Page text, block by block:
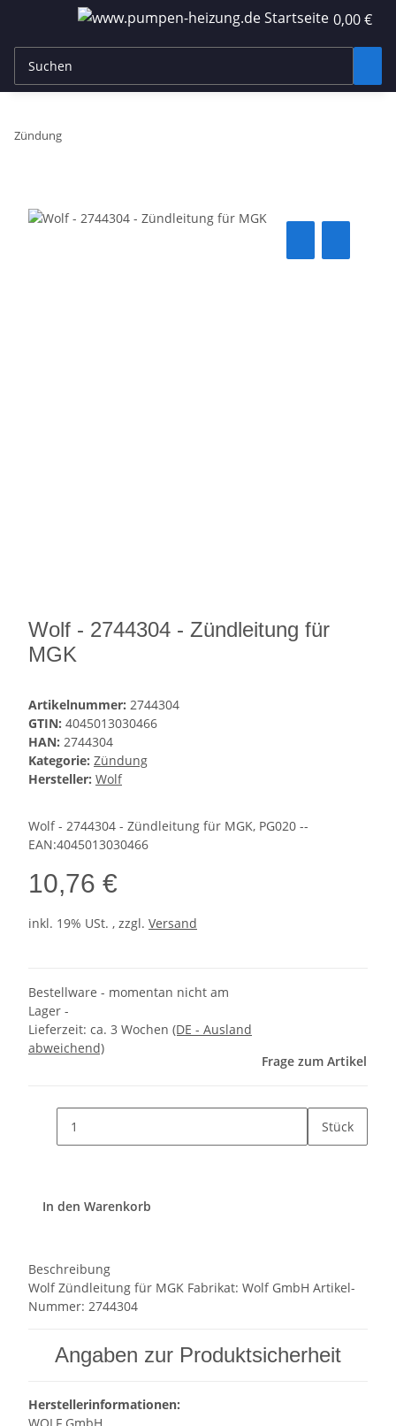
0,00 €
Zündung
Wolf - 2744304 - Zündleitung für
MGK
Artikelnummer: 2744304
GTIN: 4045013030466
HAN: 2744304
Kategorie: Zündung
Hersteller: Wolf
Wolf - 2744304 - Zündleitung für MGK, PG020 --
EAN:4045013030466
10,76 €
inkl. 19% USt. , zzgl. Versand
Bestellware - momentan nicht am
Lager -
Lieferzeit: ca. 3 Wochen (DE - Ausland
abweichend)
Frage zum Artikel
Stück
In den Warenkorb
Beschreibung
Wolf Zündleitung für MGK Fabrikat: Wolf GmbH Artikel-
Nummer: 2744304
Angaben zur Produktsicherheit
Herstellerinformationen: